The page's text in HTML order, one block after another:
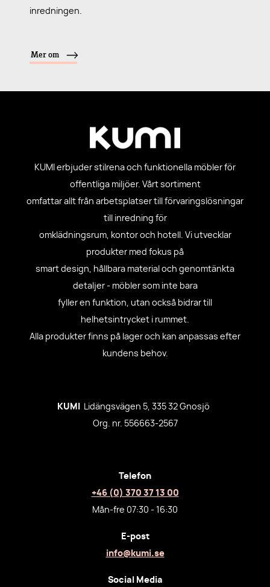
inredningen.
Mer om
KUMI erbjuder stilrena och funktionella möbler för
offentliga miljöer. Vårt sortiment
omfattar allt från arbetsplatser till förvaringslösningar
till inredning för
omklädningsrum, kontor och hotell. Vi utvecklar
produkter med fokus på
smart design, hållbara material och genomtänkta
detaljer - möbler som inte bara
fyller en funktion, utan också bidrar till
helhetsintrycket i rummet.
Alla produkter finns på lager och kan anpassas efter
kundens behov.
KUMI
Lidängsvägen 5, 335 32 Gnosjö
Org. nr. 556663-2567
Telefon
+46 (0) 370 37 13 00
Mån-fre 07:30 - 16:30
E-post
info@kumi.se
Social Media